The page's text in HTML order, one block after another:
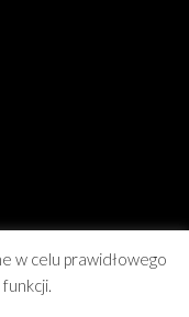
wnętrz w
w celu prawidłowego